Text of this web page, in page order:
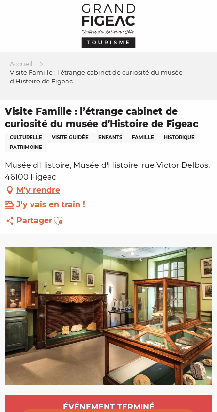
Accueil
Visite Famille : l’étrange cabinet de curiosité du musée
d’Histoire de Figeac
Visite Famille : l’étrange cabinet de
curiosité du musée d’Histoire de Figeac
CULTURELLE VISITE GUIDÉE ENFANTS FAMILLE
HISTORIQUE
PATRIMOINE
Musée d'Histoire, Musée d'Histoire, rue Victor Delbos,
46100 Figeac
M'y rendre
J'y vais en train !
PartagerAjouter aux favoris
Ouverture et coordonnées
ÉVÉNEMENT TERMINÉ